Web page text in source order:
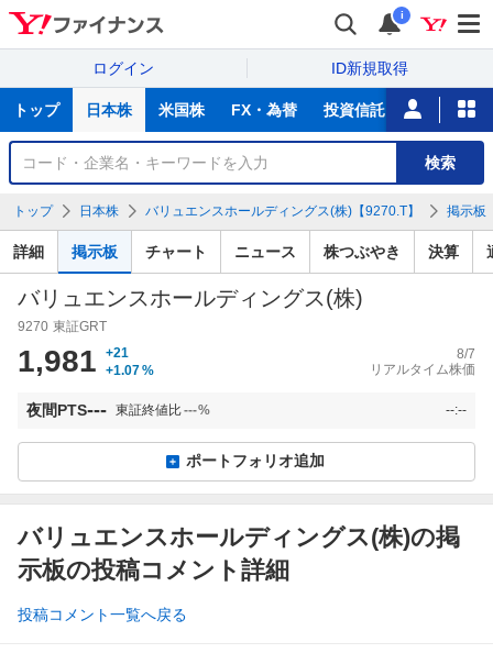
i
ログイン ID新規取得
サ
トップ 日本株 米国株 FX・為替 投資信託 ニュース
銘
検
索
検索
トップ 日本株 バリュエンスホールディングス(株)【9270.T】 掲示板
詳細 掲示板 チャート ニュース 株つぶやき 決算
バリュエンスホールディングス(株)
9270 東証GRT
1,981
+21
+1.07%
8/7
リアルタイム株価
夜間PTS--- 東証終値比---% --:--
ポートフォリオ追加
バリュエンスホールディングス(株)の掲
示板の投稿コメント詳細
投稿コメント一覧へ戻る